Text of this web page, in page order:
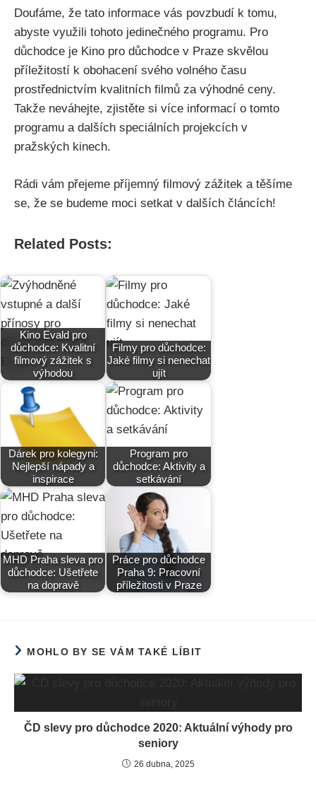
Doufáme, že tato informace vás povzbudí k tomu,
abyste využili tohoto jedinečného programu. Pro
důchodce je Kino pro důchodce v Praze skvělou
příležitostí k obohacení svého volného času
prostřednictvím kvalitních filmů za výhodné ceny.
Takže neváhejte, zjistěte si více informací o tomto
programu a dalších speciálních projekcích v
pražských kinech.
Rádi vám přejeme příjemný filmový zážitek a těšíme
se, že se budeme moci setkat v dalších článcích!
Related Posts:
Kino Evald pro
důchodce: Kvalitní
filmový zážitek s
výhodou
Filmy pro důchodce:
Jaké filmy si nenechat
ujít
Dárek pro kolegyni:
Nejlepší nápady a
inspirace
Program pro
důchodce: Aktivity a
setkávání
MHD Praha sleva pro
důchodce: Ušetřete
na dopravě
Práce pro důchodce
Praha 9: Pracovní
příležitosti v Praze
MOHLO BY SE VÁM TAKÉ LÍBIT
ČD slevy pro důchodce 2020: Aktuální výhody pro
seniory
26 dubna, 2025